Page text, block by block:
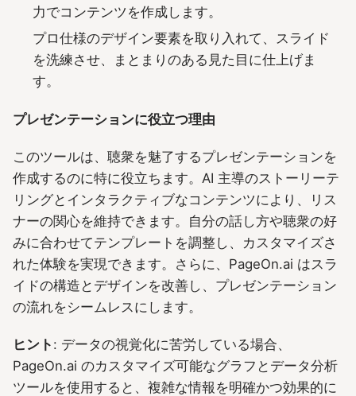
力でコンテンツを作成します。
プロ仕様のデザイン要素を取り入れて、スライド
を洗練させ、まとまりのある見た目に仕上げま
す。
プレゼンテーションに役立つ理由
このツールは、聴衆を魅了するプレゼンテーションを
作成するのに特に役立ちます。AI 主導のストーリーテ
リングとインタラクティブなコンテンツにより、リス
ナーの関心を維持できます。自分の話し方や聴衆の好
みに合わせてテンプレートを調整し、カスタマイズさ
れた体験を実現できます。さらに、PageOn.ai はスラ
イドの構造とデザインを改善し、プレゼンテーション
の流れをシームレスにします。
ヒント : データの視覚化に苦労している場合、
PageOn.ai のカスタマイズ可能なグラフとデータ分析
ツールを使用すると、複雑な情報を明確かつ効果的に